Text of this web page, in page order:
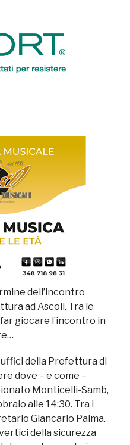
dell’incontro
ad Ascoli. Tra le
giocare l’incontro in
della Prefettura di
dove – e come –
Monticelli-Samb,
alle 14:30. Tra i
Giancarlo Palma.
della sicurezza